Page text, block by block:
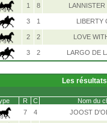
1 8 LANNISTER
3 1 LIBERTY
2 2 LOVE
3 2 LARGO DE
Les
R C
Nom du
7 4 JOOST